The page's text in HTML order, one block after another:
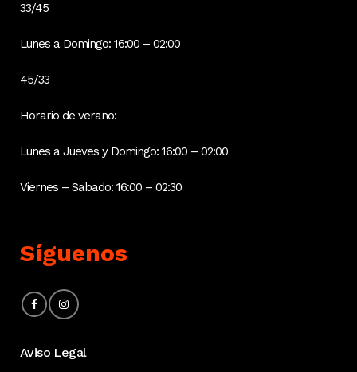
33/45
Lunes a Domingo: 16:00 – 02:00
45/33
Horario de verano:
Lunes a Jueves y Domingo: 16:00 – 02:00
Viernes – Sabado: 16:00 – 02:30
Síguenos
Aviso Legal